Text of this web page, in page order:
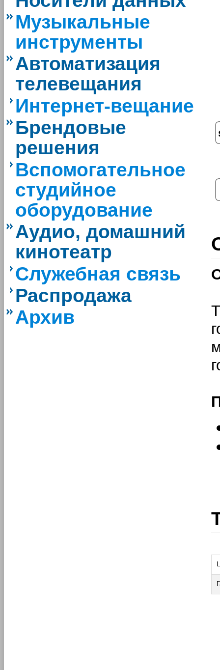
Музыкальные
инструменты
Автоматизация
телевещания
Интернет-вещание
Брендовые
решения
Вспомогательное
студийное
оборудование
Аудио, домашний
кинотеатр
Служебная связь
Распродажа
Архив